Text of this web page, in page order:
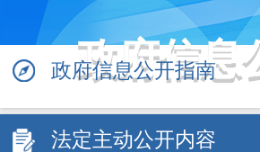
政府信息
政府信息公开指南
法定主动公开内容